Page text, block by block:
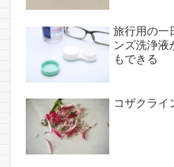
旅行用の一
ンズ洗浄液
もできる
コザクライ